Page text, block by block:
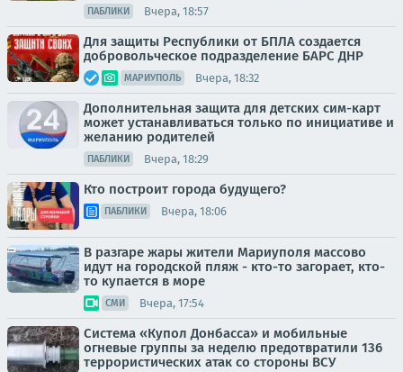
ПАБЛИКИ Вчера, 18:57
Для защиты Республики от БПЛА создается
добровольческое подразделение БАРС ДНР
МАРИУПОЛЬ Вчера, 18:32
Дополнительная защита для детских сим-карт
может устанавливаться только по инициативе и
желанию родителей
ПАБЛИКИ Вчера, 18:29
Кто построит города будущего?
ПАБЛИКИ Вчера, 18:06
В разгаре жары жители Мариуполя массово
идут на городской пляж - кто-то загорает, кто-
то купается в море
СМИ Вчера, 17:54
Система «Купол Донбасса» и мобильные
огневые группы за неделю предотвратили 136
террористических атак со стороны ВСУ